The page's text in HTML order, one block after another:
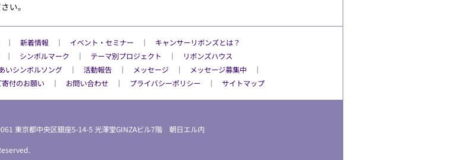
い。
│ 新着情報 │ イベント・セミナー │ キャンサーリボンズとは？
│ シンボルマーク │ テーマ別プロジェクト │
リボンズハウス
いシンボルソング │ 活動報告 │ メッセージ │ メッセージ募集中 │
寄付のお願い │ お問い合わせ │ プライバシーポリシー │ サイトマップ
東京都中央区銀座5-14-5 光澤堂GINZAビル7階 朝日エル内